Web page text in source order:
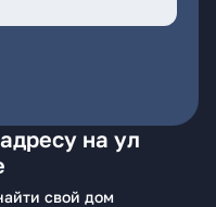
на ул
свой дом